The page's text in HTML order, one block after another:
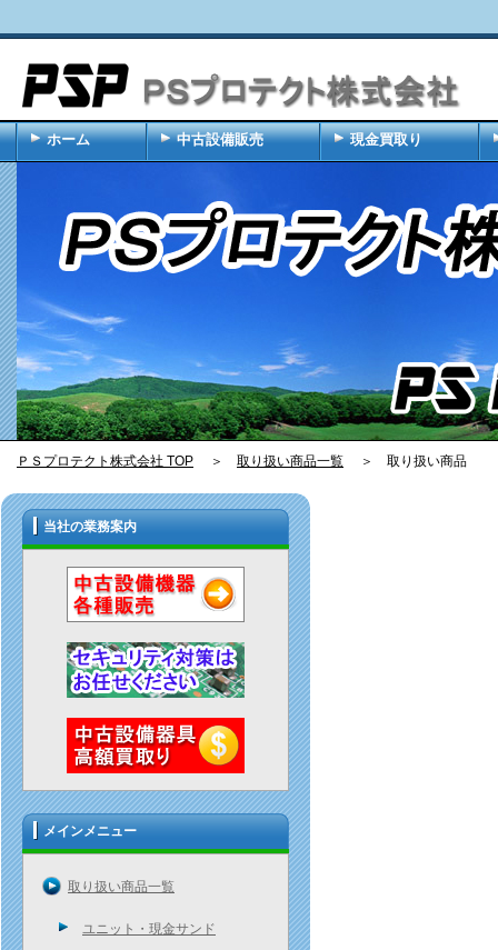
ホーム 中古設備販売 現金買取り
ＰＳプロテクト株式会社 TOP ＞ 取り扱い商品一覧 ＞ 取り扱い商品
当社の業務案内
メインメニュー
取り扱い商品一覧
ユニット・現金サンド